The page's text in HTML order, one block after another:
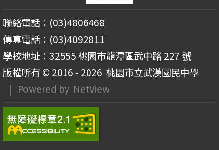
聯絡電話：(03)4806468
傳真電話：(03)4092811
學校地址：32555 桃園市龍潭區武中路 227 號
版權所有 © 2016 - 2026 桃園市立武漢國民中學
| Powered by NetView